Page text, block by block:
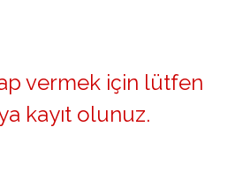
vermek için lütfen
kayıt olunuz.